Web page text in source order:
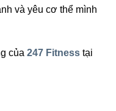
và yêu cơ thể mình
của 247 Fitness tại